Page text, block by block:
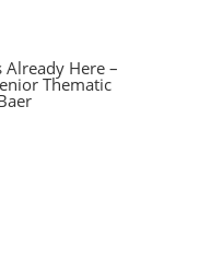
Already Here –
Thematic